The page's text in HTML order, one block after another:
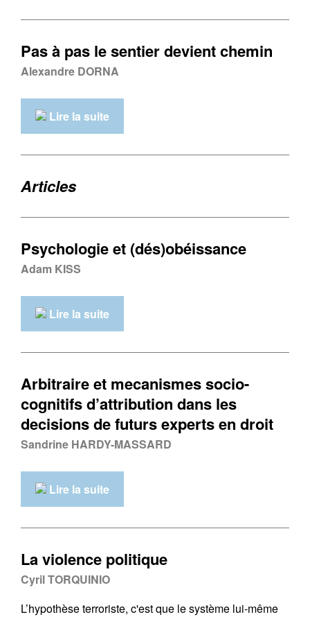
Pas à pas le sentier devient chemin
Alexandre DORNA
Lire la suite
Articles
Psychologie et (dés)obéissance
Adam KISS
Lire la suite
Arbitraire et mecanismes socio-
cognitifs d’attribution dans les
decisions de futurs experts en droit
Sandrine HARDY-MASSARD
Lire la suite
La violence politique
Cyril TORQUINIO
L’hypothèse terroriste, c'est que le système lui-même